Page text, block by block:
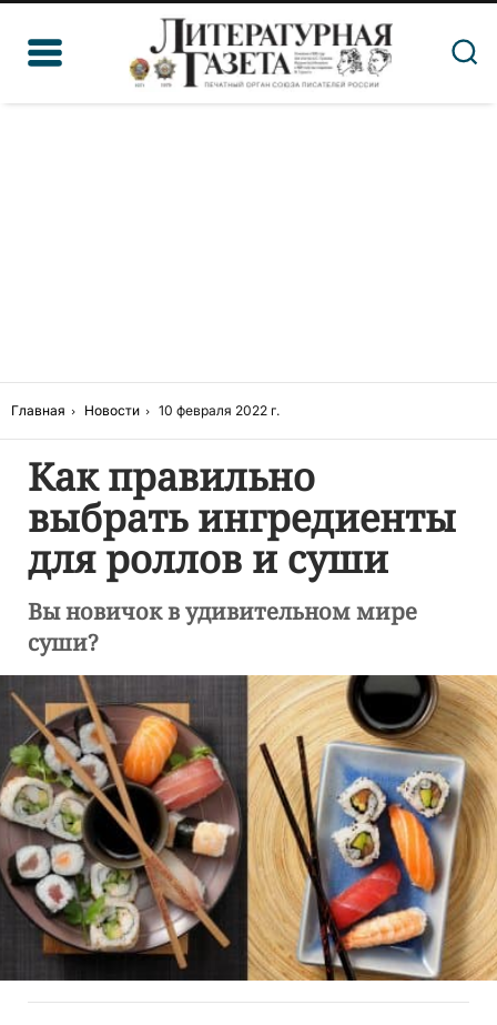
Главная Новости 10 февраля 2022 г.
Как правильно
выбрать ингредиенты
для роллов и суши
Вы новичок в удивительном мире
суши?